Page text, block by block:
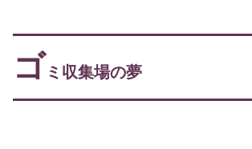
ゴミ収集場の夢